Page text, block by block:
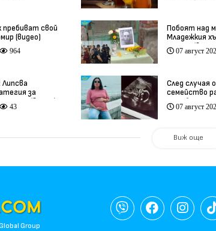
пребиват свой
(видео)
964
Побоят над
Младежкия
от час
07 август
за
(видео)
43
След случая
семейство
след
(видео)
07 август
Виж още
Group